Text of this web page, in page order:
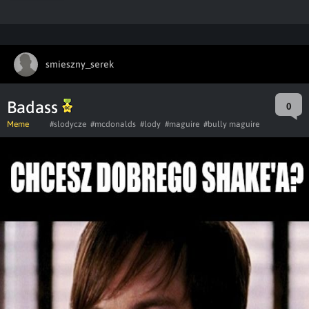
smieszny_serek
Badass 0
Meme #slodycze #mcdonalds #lody #maguire #bully maguire